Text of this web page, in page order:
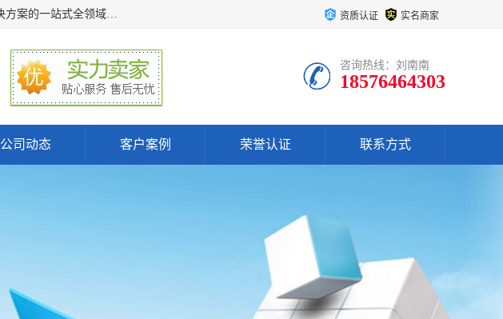
深圳万检通科技有限公司主营:iso9001质量认证机构及质检报告流程，为众多行业和产品提供通行全球解决方案的一站式全领域公共检测、鉴定、验货、srrc认证,质量检测认证及CE认证公司，帮助企业应对全球各种技术贸易壁垒，提升企业竞争优势，满足其对品质的高标准要求。 资质认证 实名商家
咨询热线：刘南南
18576464303
公司动态 客户案例 荣誉认证 联系方式